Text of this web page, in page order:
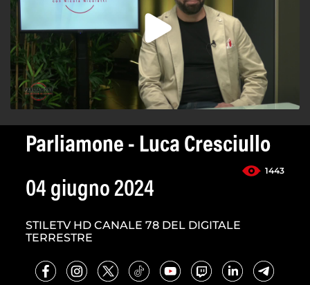
Parliamone - Luca Cresciullo
1443
04 giugno 2024
STILETV HD CANALE 78 DEL DIGITALE
TERRESTRE